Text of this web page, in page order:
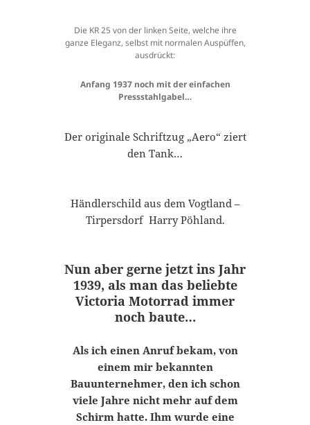
Die KR 25 von der linken Seite, welche ihre
ganze Eleganz, selbst mit normalen Auspüffen,
ausdrückt:
Anfang 1937 noch mit der einfachen
Pressstahlgabel…
Der originale Schriftzug „Aero“ ziert
den Tank…
Händlerschild aus dem Vogtland –
Tirpersdorf Harry Pöhland.
Nun aber gerne jetzt ins Jahr
1939, als man das beliebte
Victoria Motorrad immer
noch baute…
Als ich einen Anruf bekam, von
einem mir bekannten
Bauunternehmer, den ich schon
viele Jahre nicht mehr auf dem
Schirm hatte. Ihm wurde eine